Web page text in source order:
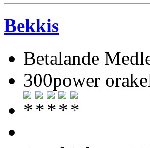
Bekkis
Betalande
300power